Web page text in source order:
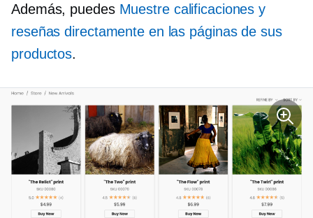
Además, puedes Muestre calificaciones y
reseñas directamente en las páginas de sus
productos.